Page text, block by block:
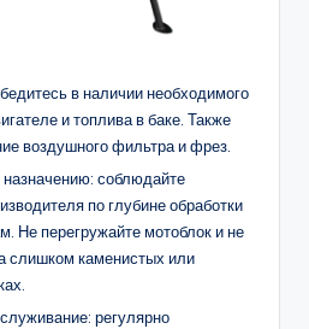
в наличии необходимого
и топлива в баке. Также
воздушного фильтра и фрез.
соблюдайте
по глубине обработки
Не перегружайте мотоблок и не
слишком каменистых или
регулярно